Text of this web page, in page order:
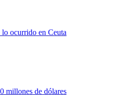
lo ocurrido en Ceuta
millones de dólares